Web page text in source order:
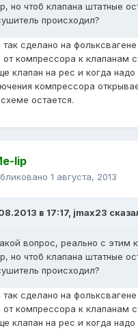
но чтоб клапана штатные
происходил?
сделано на
от компрессора к клапанам
клапан на рес и когда надо
компрессора
остается.
lip
1 августа, 2013
в 17:17, jmax23
вопрос, реально с этим
но чтоб клапана штатные
происходил?
сделано на
от компрессора к клапанам
клапан на рес и когда надо